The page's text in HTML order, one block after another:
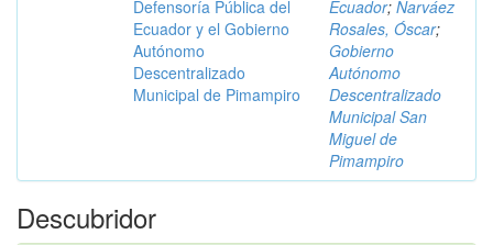
Defensoría Pública del
Ecuador y el Gobierno
Autónomo
Descentralizado
Municipal de Pimampiro
Ecuador; Narváez
Rosales, Óscar;
Gobierno
Autónomo
Descentralizado
Municipal San
Miguel de
Pimampiro
Descubridor